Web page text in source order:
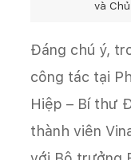
và
Đáng chú ý,
công tác tại
Hiệp – Bí thư
thành viên